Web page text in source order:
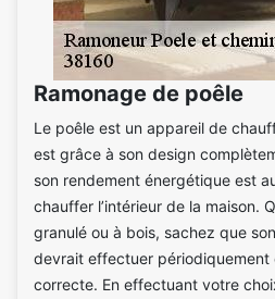
Ramonage de poêle
Le poêle est un appareil de
est grâce à son design
son rendement énergétique est
chauffer l’intérieur de la maison.
granulé ou à bois, sachez que
devrait effectuer périodiquement
correcte. En effectuant votre